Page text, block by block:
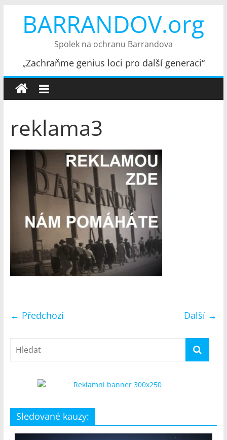
obsahBARRANDOV.org
Spolek na ochranu Barrandova
„Zachraňme genius loci pro další generaci“
reklama3
← Předchozí Další →
Sledované kauzy: